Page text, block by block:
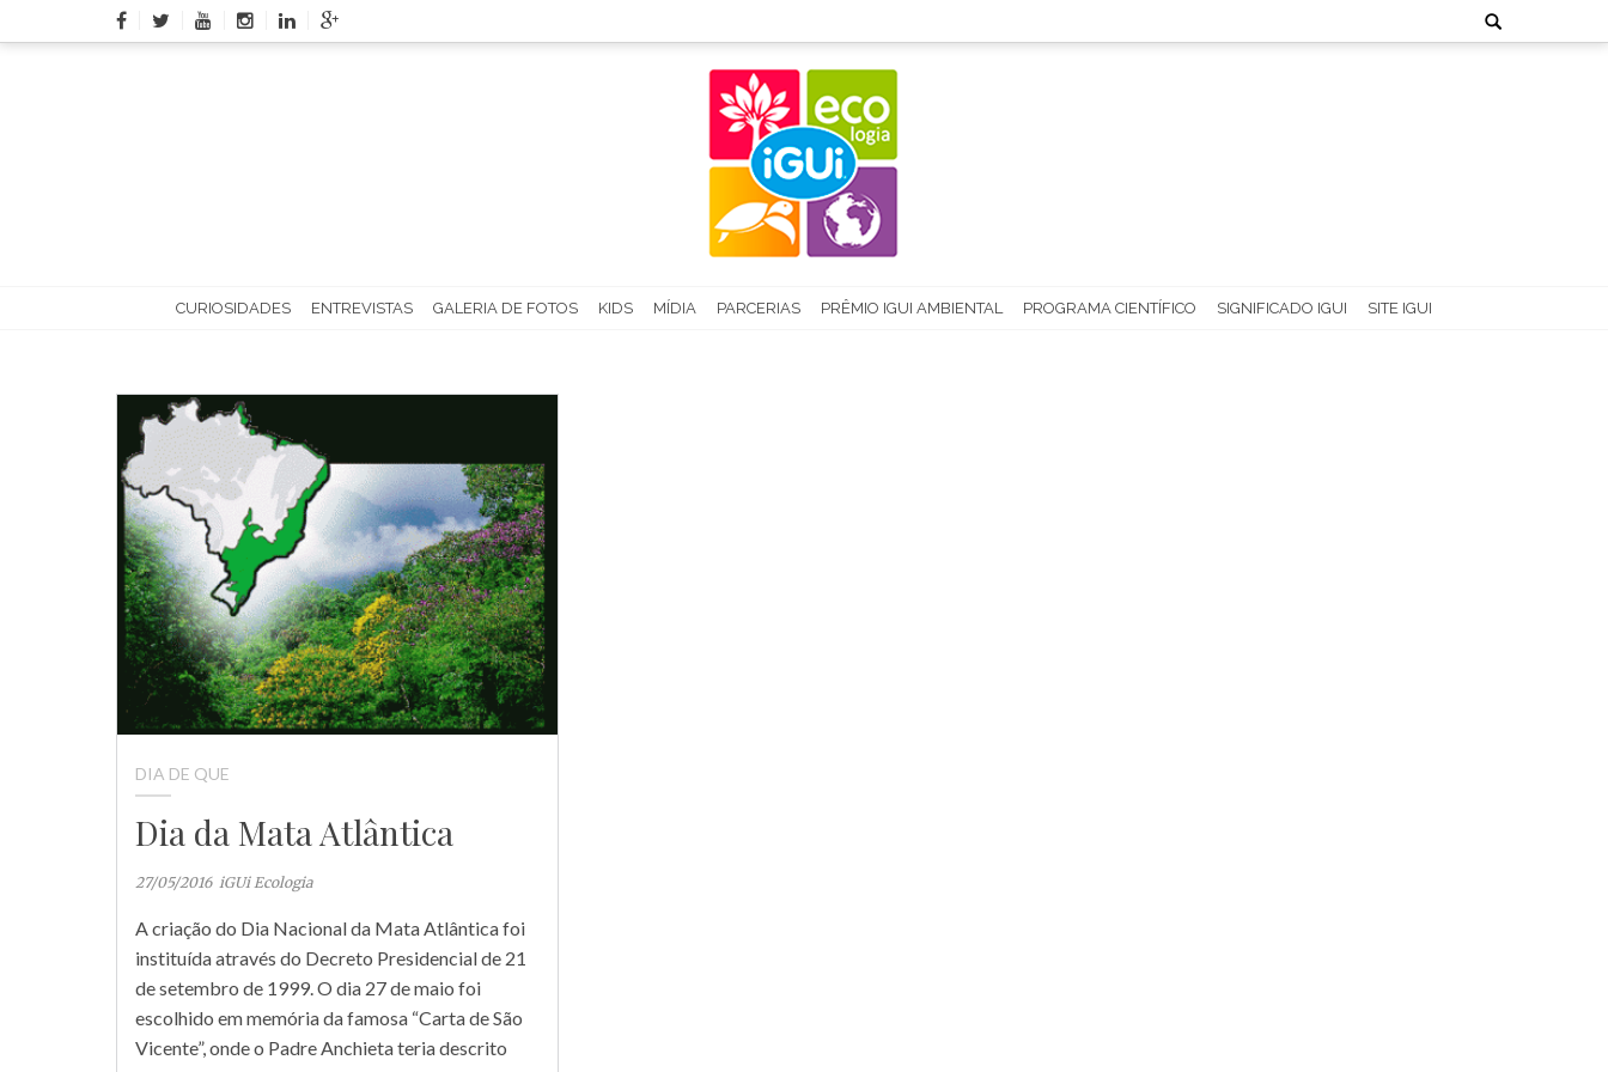
to
Search
for:
CURIOSIDADES ENTREVISTAS GALERIA DE FOTOS KIDS MÍDIA PARCERIAS PRÊMIO IGUI AMBIENTAL PROGRAMA CIENTÍFICO SIGNIFICADO IGUI SITE IGUI
DIA DE QUE
Dia da Mata Atlântica
27/05/2016 iGUi Ecologia
A criação do Dia Nacional da Mata Atlântica foi
instituída através do Decreto Presidencial de 21
de setembro de 1999. O dia 27 de maio foi
escolhido em memória da famosa “Carta de São
Vicente”, onde o Padre Anchieta teria descrito